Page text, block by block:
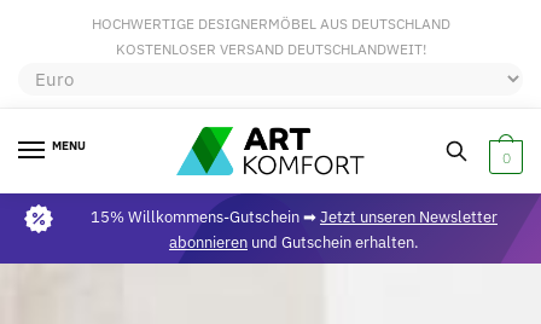
HOCHWERTIGE DESIGNERMÖBEL AUS DEUTSCHLAND
KOSTENLOSER VERSAND DEUTSCHLANDWEIT!
MENU
0
15% Willkommens-Gutschein ➡Jetzt unseren Newsletter
abonnieren und Gutschein erhalten.